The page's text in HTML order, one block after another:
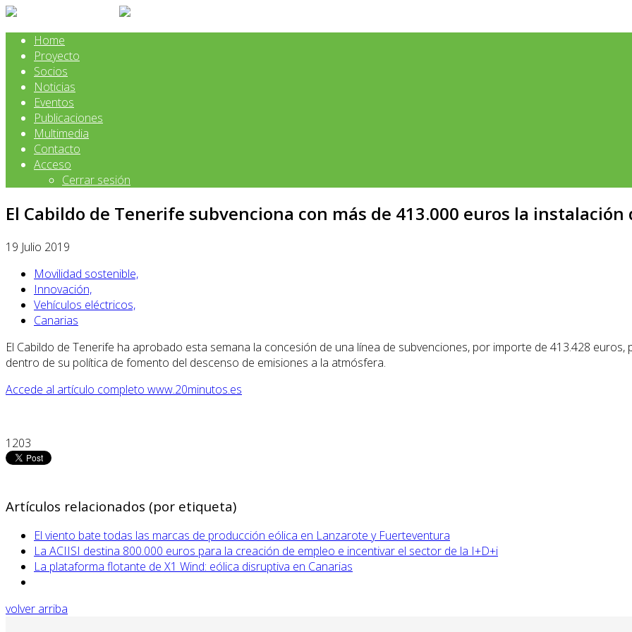
Home
Proyecto
Socios
Noticias
Eventos
Publicaciones
Multimedia
Contacto
Acceso
Cerrar sesión
El Cabildo de Tenerife subvenciona con más de 413.000 euros la
19 Julio 2019
Movilidad sostenible,
Innovación,
Vehículos eléctricos,
Canarias
El Cabildo de Tenerife ha aprobado esta semana la concesión de una línea de subvenciones, por importe de 413.428
dentro de su política de fomento del descenso de emisiones a la atmósfera.
Accede al artículo completo www.20minutos.es
1203
Artículos relacionados (por etiqueta)
El viento bate todas las marcas de producción eólica en Lanzarote y Fuerteventura
La ACIISI destina 800.000 euros para la creación de empleo e incentivar el sector de la I+D+i
La plataforma flotante de X1 Wind: eólica disruptiva en Canarias
volver arriba